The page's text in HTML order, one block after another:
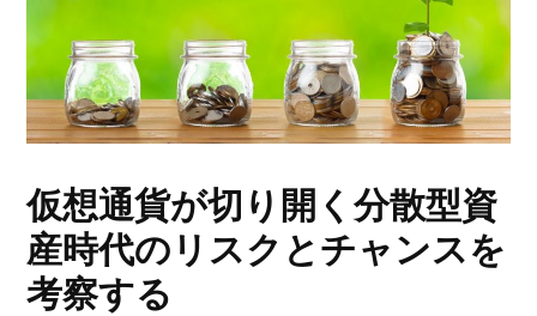
仮想通貨が切り開く分散型資
産時代のリスクとチャンスを
考察する